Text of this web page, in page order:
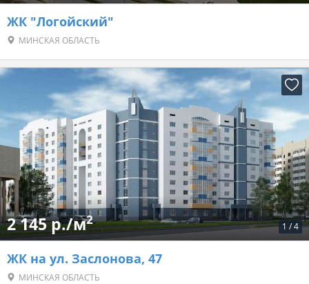
ЖК "Логойский"
МИНСКАЯ ОБЛАСТЬ
1 /4
2 145 р./м2
ЖК на ул. Заслонова, 47
МИНСКАЯ ОБЛАСТЬ